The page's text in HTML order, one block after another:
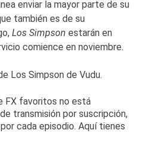
enviar la mayor parte de su
también es de su
Los Simpson estarán en
comience en noviembre.
FX favoritos no está
transmisión por suscripción,
cada episodio. Aquí tienes